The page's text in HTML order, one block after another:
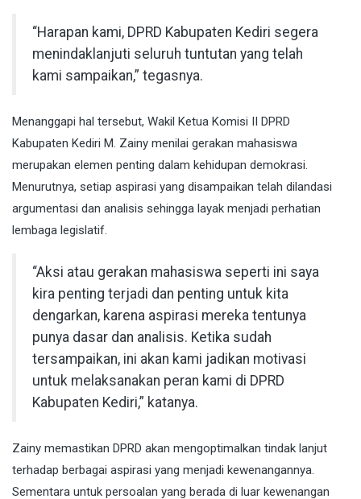
“Harapan kami, DPRD Kabupaten Kediri segera
menindaklanjuti seluruh tuntutan yang telah
kami sampaikan,” tegasnya.
Menanggapi hal tersebut, Wakil Ketua Komisi II DPRD
Kabupaten Kediri M. Zainy menilai gerakan mahasiswa
merupakan elemen penting dalam kehidupan demokrasi.
Menurutnya, setiap aspirasi yang disampaikan telah dilandasi
argumentasi dan analisis sehingga layak menjadi perhatian
lembaga legislatif.
“Aksi atau gerakan mahasiswa seperti ini saya
kira penting terjadi dan penting untuk kita
dengarkan, karena aspirasi mereka tentunya
punya dasar dan analisis. Ketika sudah
tersampaikan, ini akan kami jadikan motivasi
untuk melaksanakan peran kami di DPRD
Kabupaten Kediri,” katanya.
Zainy memastikan DPRD akan mengoptimalkan tindak lanjut
terhadap berbagai aspirasi yang menjadi kewenangannya.
Sementara untuk persoalan yang berada di luar kewenangan